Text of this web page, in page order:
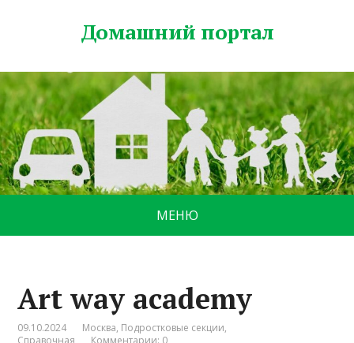
Домашний портал
МЕНЮ
Art way academy
09.10.2024 Москва, Подростковые секции,